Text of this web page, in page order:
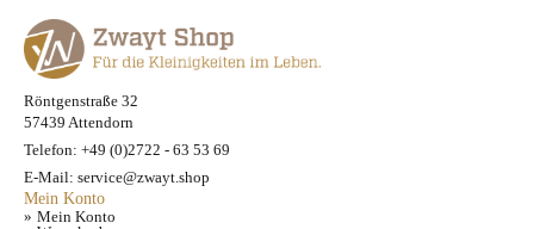
Röntgenstraße 32
57439 Attendorn
Telefon: +49 (0)2722 - 63 53 69
E-Mail: service@zwayt.shop
Mein Konto
Mein Konto